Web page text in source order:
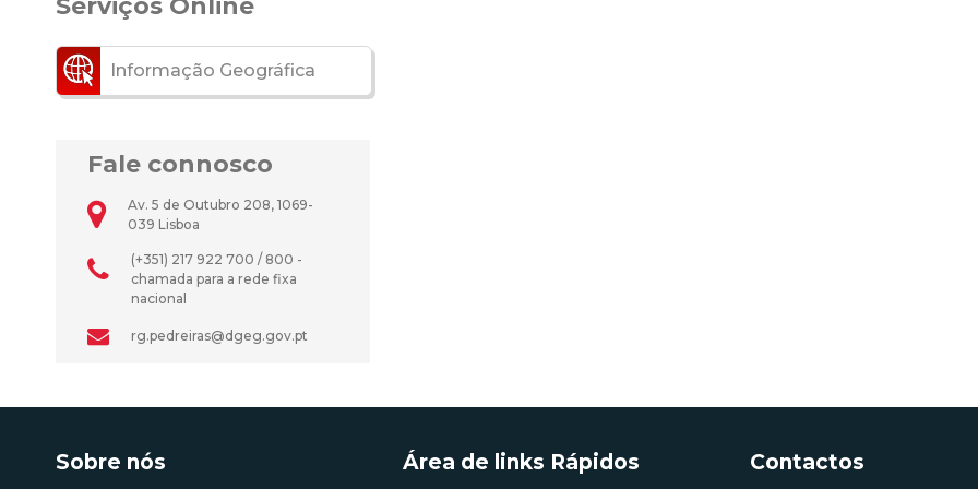
Serviços Online
Informação Geográfica
Fale connosco
Av. 5 de Outubro 208, 1069-
039 Lisboa
(+351) 217 922 700 / 800 -
chamada para a rede fixa
nacional
rg.pedreiras@dgeg.gov.pt
Sobre nós Área de links Rápidos Contactos